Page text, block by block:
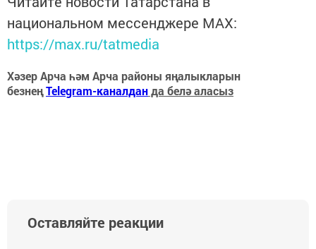
национальном мессенджере MАХ:
https://max.ru/tatmedia
Хәзер Арча һәм Арча районы яңалыкларын
безнеңTelegram-каналданда белә аласыз
Оставляйте реакции